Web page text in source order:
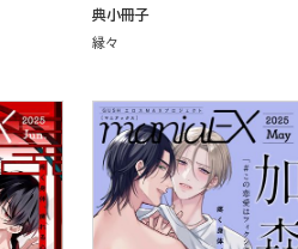
典小冊子
縁々